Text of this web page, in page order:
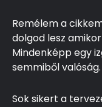
Remélem a
dolgod lesz
Mindenképp egy
semmiből valóság.
Sok sikert a